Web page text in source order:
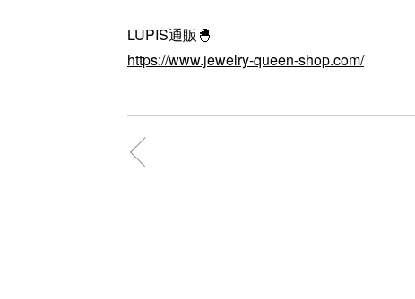
LUPIS通販🐣
https://www.jewelry-queen-shop.com/